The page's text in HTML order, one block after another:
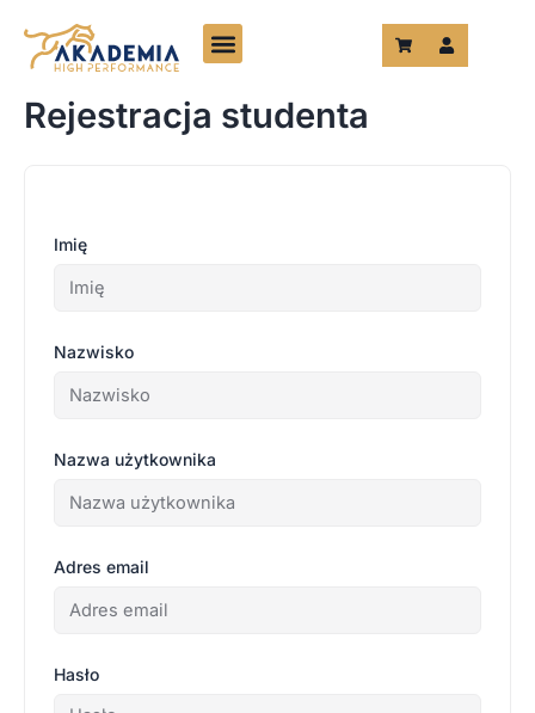
treści
Rejestracja studenta
Imię
Nazwisko
Nazwa użytkownika
Adres email
Hasło